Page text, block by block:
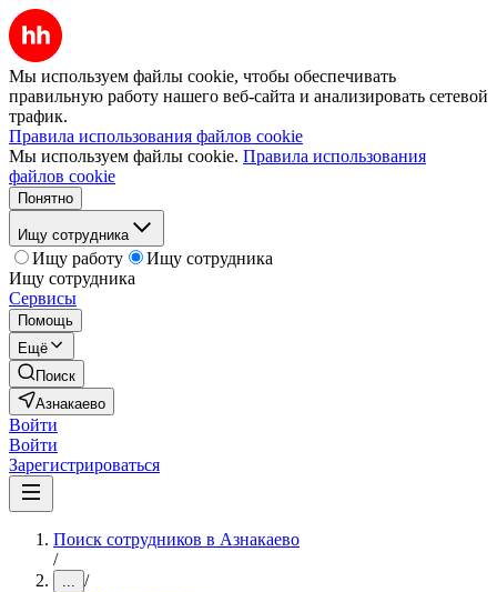
Мы используем файлы cookie, чтобы обеспечивать
правильную работу нашего веб-сайта и анализировать сетевой
трафик.
Правила использования файлов cookie
Мы используем файлы cookie. Правила использования
файлов cookie
Понятно
Ищу сотрудника
Ищу работу
Ищу сотрудника
Ищу сотрудника
Сервисы
Помощь
Ещё
Поиск
Азнакаево
Войти
Войти
Зарегистрироваться
Поиск сотрудников в Азнакаево
/
... /